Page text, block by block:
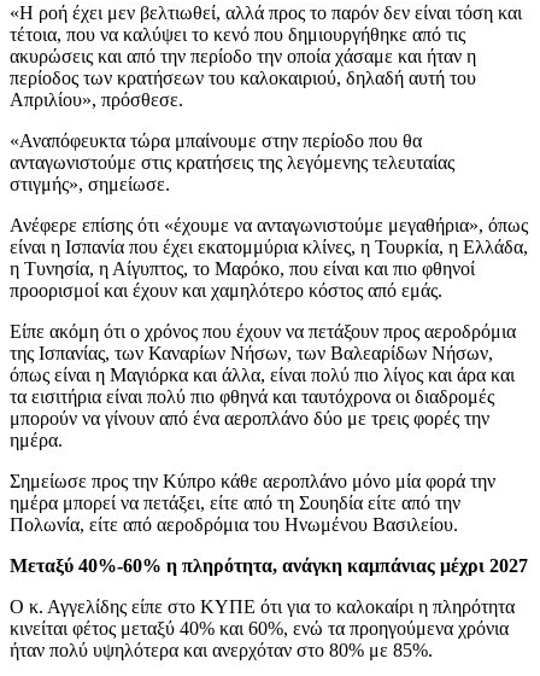
«Η ροή έχει μεν βελτιωθεί, αλλά προς το παρόν δεν είναι τόση και
τέτοια, που να καλύψει το κενό που δημιουργήθηκε από τις
ακυρώσεις και από την περίοδο την οποία χάσαμε και ήταν η
περίοδος των κρατήσεων του καλοκαιριού, δηλαδή αυτή του
Απριλίου», πρόσθεσε.
«Αναπόφευκτα τώρα μπαίνουμε στην περίοδο που θα
ανταγωνιστούμε στις κρατήσεις της λεγόμενης τελευταίας
στιγμής», σημείωσε.
Ανέφερε επίσης ότι «έχουμε να ανταγωνιστούμε μεγαθήρια», όπως
είναι η Ισπανία που έχει εκατομμύρια κλίνες, η Τουρκία, η Ελλάδα,
η Τυνησία, η Αίγυπτος, το Μαρόκο, που είναι και πιο φθηνοί
προορισμοί και έχουν και χαμηλότερο κόστος από εμάς.
Είπε ακόμη ότι ο χρόνος που έχουν να πετάξουν προς αεροδρόμια
της Ισπανίας, των Καναρίων Νήσων, των Βαλεαρίδων Νήσων,
όπως είναι η Μαγιόρκα και άλλα, είναι πολύ πιο λίγος και άρα και
τα εισιτήρια είναι πολύ πιο φθηνά και ταυτόχρονα οι διαδρομές
μπορούν να γίνουν από ένα αεροπλάνο δύο με τρεις φορές την
ημέρα.
Σημείωσε προς την Κύπρο κάθε αεροπλάνο μόνο μία φορά την
ημέρα μπορεί να πετάξει, είτε από τη Σουηδία είτε από την
Πολωνία, είτε από αεροδρόμια του Ηνωμένου Βασιλείου.
Μεταξύ 40%-60% η πληρότητα, ανάγκη καμπάνιας μέχρι 2027
Ο κ. Αγγελίδης είπε στο ΚΥΠΕ ότι για το καλοκαίρι η πληρότητα
κινείται φέτος μεταξύ 40% και 60%, ενώ τα προηγούμενα χρόνια
ήταν πολύ υψηλότερα και ανερχόταν στο 80% με 85%.